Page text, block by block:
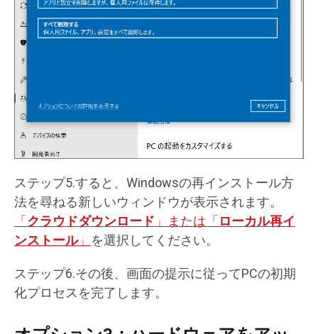
ステップ5.すると、Windowsの再インストール方
法を尋ねる新しいウィンドウが表示されます。
「 クラウドダウンロード 」または「 ローカル再イ
ンストール」 を選択してください。
ステップ6.その後、画面の提示に従ってPCの初期
化プロセスを完了します。